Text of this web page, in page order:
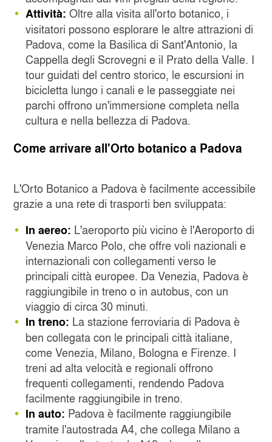
Attività: Oltre alla visita all'orto botanico, i
visitatori possono esplorare le altre attrazioni di
Padova, come la Basilica di Sant'Antonio, la
Cappella degli Scrovegni e il Prato della Valle. I
tour guidati del centro storico, le escursioni in
bicicletta lungo i canali e le passeggiate nei
parchi offrono un'immersione completa nella
cultura e nella bellezza di Padova.
Come arrivare all'Orto botanico a Padova
L'Orto Botanico a Padova è facilmente accessibile
grazie a una rete di trasporti ben sviluppata:
In aereo: L'aeroporto più vicino è l'Aeroporto di
Venezia Marco Polo, che offre voli nazionali e
internazionali con collegamenti verso le
principali città europee. Da Venezia, Padova è
raggiungibile in treno o in autobus, con un
viaggio di circa 30 minuti.
In treno: La stazione ferroviaria di Padova è
ben collegata con le principali città italiane,
come Venezia, Milano, Bologna e Firenze. I
treni ad alta velocità e regionali offrono
frequenti collegamenti, rendendo Padova
facilmente raggiungibile in treno.
In auto: Padova è facilmente raggiungibile
tramite l'autostrada A4, che collega Milano a